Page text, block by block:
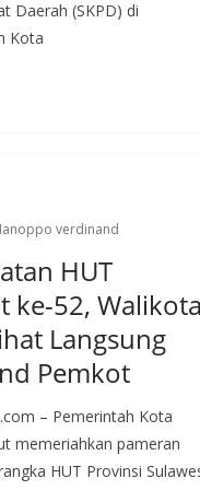
Daerah (SKPD) di
Kota
verdinand
HUT
ke-52,
Langsung
Pemkot
– Pemerintah Kota
memeriahkan pameran
HUT Provinsi